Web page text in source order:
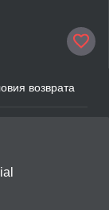
возврата